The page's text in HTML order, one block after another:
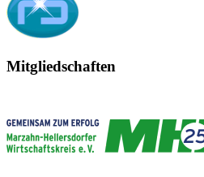
Mitgliedschaften